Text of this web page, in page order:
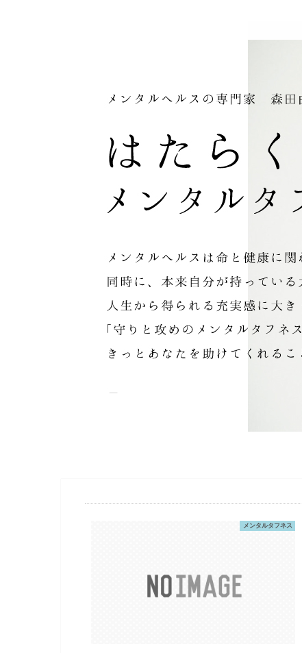
メンタルタフネス